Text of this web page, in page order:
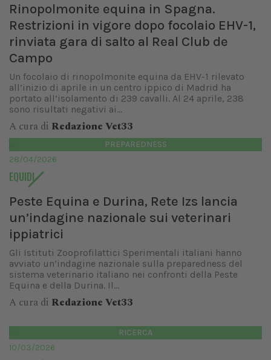
Rinopolmonite equina in Spagna.
Restrizioni in vigore dopo focolaio EHV-1,
rinviata gara di salto al Real Club de
Campo
Un focolaio di rinopolmonite equina da EHV-1 rilevato
all’inizio di aprile in un centro ippico di Madrid ha
portato all’isolamento di 239 cavalli. Al 24 aprile, 238
sono risultati negativi ai...
A cura di Redazione Vet33
PREPAREDNESS
28/04/2026
EQUIDI
Peste Equina e Durina, Rete Izs lancia
un’indagine nazionale sui veterinari
ippiatrici
Gli Istituti Zooprofilattici Sperimentali italiani hanno
avviato un’indagine nazionale sulla preparedness del
sistema veterinario italiano nei confronti della Peste
Equina e della Durina. Il...
A cura di Redazione Vet33
RICERCA
10/03/2026